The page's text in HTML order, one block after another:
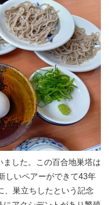
した。この百合地巣塔は
しいペアーができて43年
、巣立ちしたという記念